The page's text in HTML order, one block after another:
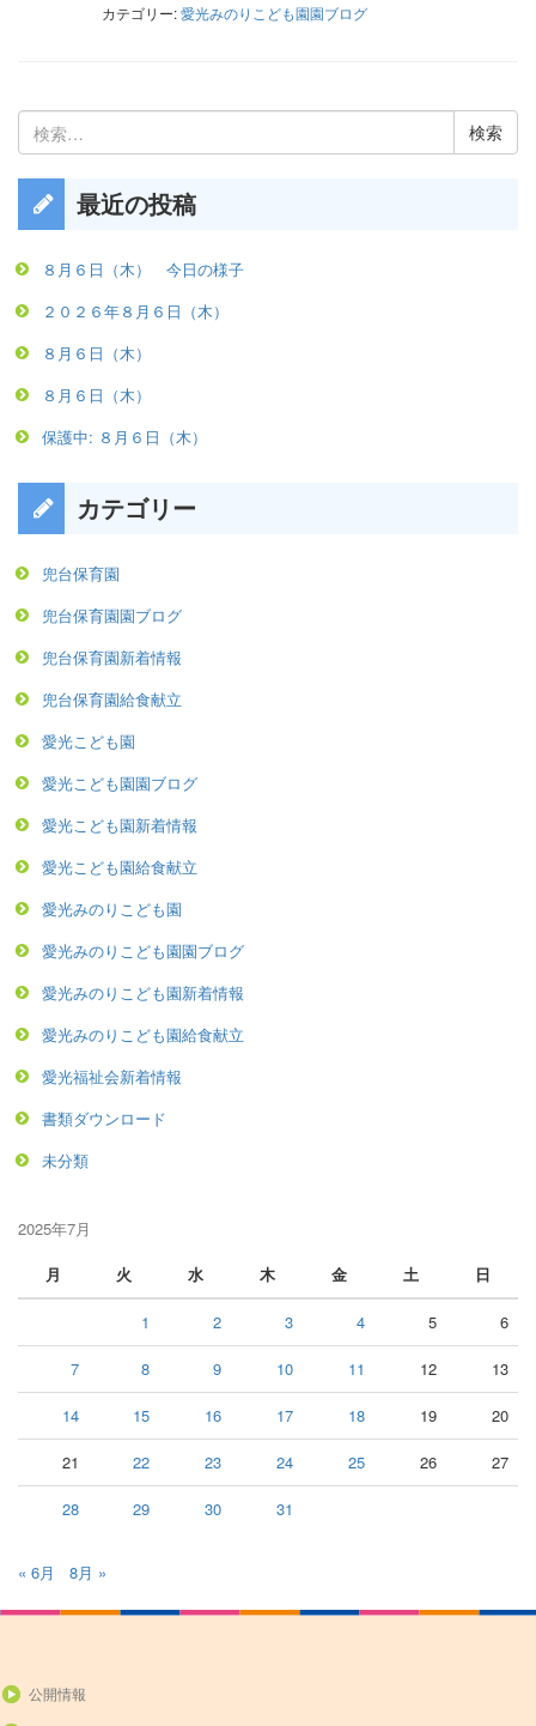
カテゴリー:愛光みのりこども園園ブログ
検
索:
最近の投稿
８月６日（木） 今日の様子
２０２６年８月６日（木）
８月６日（木）
８月６日（木）
保護中: ８月６日（木）
カテゴリー
兜台保育園
兜台保育園園ブログ
兜台保育園新着情報
兜台保育園給食献立
愛光こども園
愛光こども園園ブログ
愛光こども園新着情報
愛光こども園給食献立
愛光みのりこども園
愛光みのりこども園園ブログ
愛光みのりこども園新着情報
愛光みのりこども園給食献立
愛光福祉会新着情報
書類ダウンロード
未分類
2025年7月
月
火 水 木 金 土 日
1 2 3 4 5 6
7 8 9 10 11 12 13
14 15 16 17 18 19 20
21 22 23 24 25 26 27
28 29 30 31
« 6月 8月 »
公開情報